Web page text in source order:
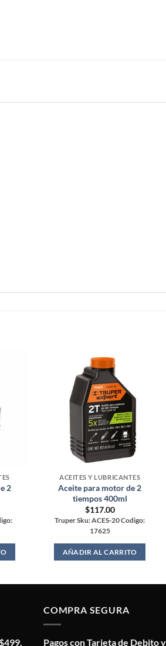
2
ACEITES Y LUBRICANTES
Aceite para motor de 2
tiempos 400ml
$117.00
Truper Sku: ACES-20 Codigo:
17625
AÑADIR AL CARRITO
COMPRA SEGURA
Pagos con Tarjeta de Debito